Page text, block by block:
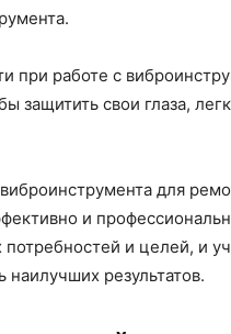
при работе с
защитить свои глаза,
для
и
и целей, и
наилучших результатов.